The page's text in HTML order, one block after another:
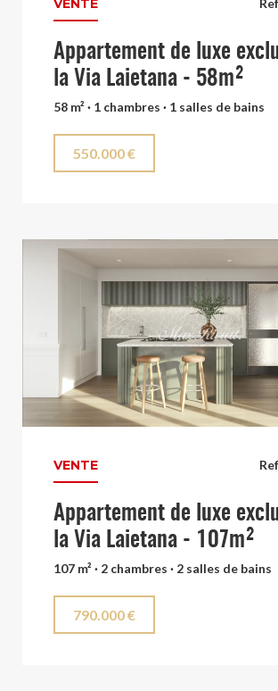
VENTE
Appartement de luxe
la Via Laietana - 58m²
58 m² · 1 chambres · 1 salles de bains
550.000 €
VENTE
Appartement de luxe
la Via Laietana - 107m²
107 m² · 2 chambres · 2 salles de bains
790.000 €